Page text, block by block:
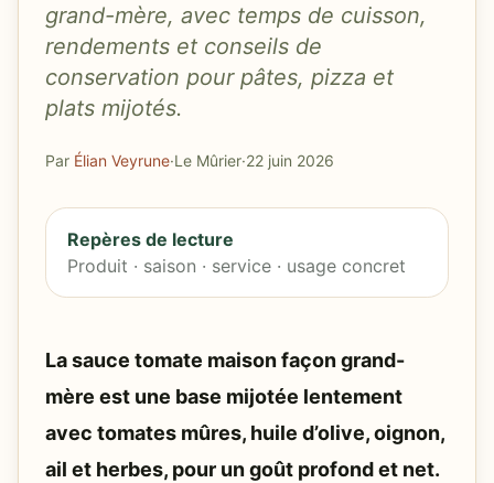
grand-mère, avec temps de cuisson,
rendements et conseils de
conservation pour pâtes, pizza et
plats mijotés.
Par Élian Veyrune·Le Mûrier·22 juin 2026
Repères de lecture
Produit · saison · service · usage concret
La sauce tomate maison façon grand-
mère est une base mijotée lentement
avec tomates mûres, huile d’olive, oignon,
ail et herbes, pour un goût profond et net.